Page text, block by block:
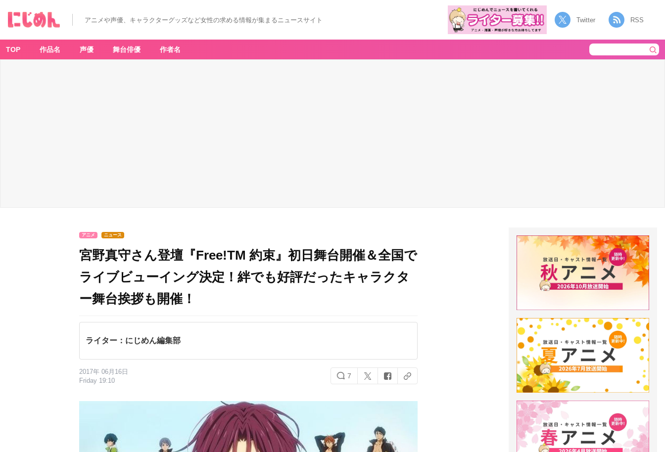
アニメや声優、キャラクターグッズなど女性の求める情報が集まるニュースサイト Twitter RSS
TOP 作品名 声優 舞台俳優 作者名
アニメ ニュース
宮野真守さん登壇『Free!TM 約束』初日舞台開催＆全国で
ライブビューイング決定！絆でも好評だったキャラクタ
ー舞台挨拶も開催！
ライター：にじめん編集部
2017年 06月16日
Friday 19:10
7